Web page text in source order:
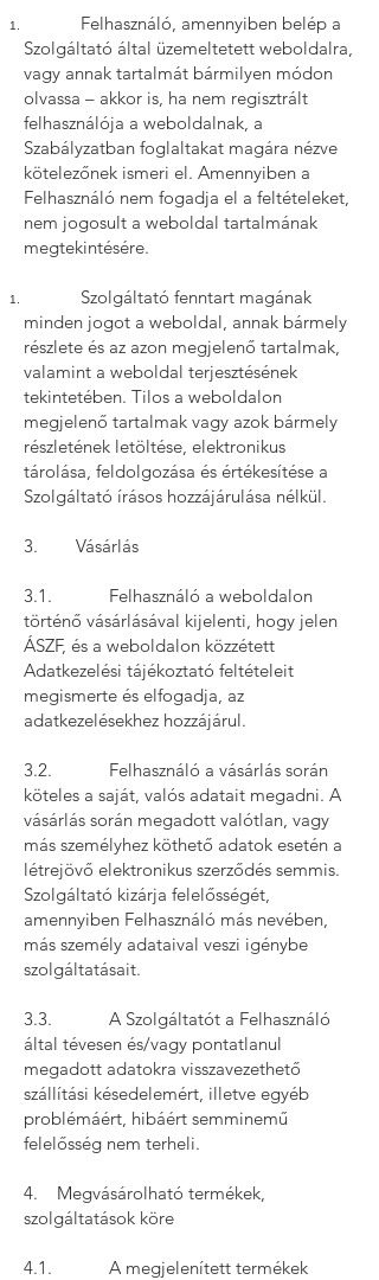
Felhasználó, amennyiben belép a
Szolgáltató által üzemeltetett weboldalra,
vagy annak tartalmát bármilyen módon
olvassa – akkor is, ha nem regisztrált
felhasználója a weboldalnak, a
Szabályzatban foglaltakat magára nézve
kötelezőnek ismeri el. Amennyiben a
Felhasználó nem fogadja el a feltételeket,
nem jogosult a weboldal tartalmának
megtekintésére.
Szolgáltató fenntart magának
minden jogot a weboldal, annak bármely
részlete és az azon megjelenő tartalmak,
valamint a weboldal terjesztésének
tekintetében. Tilos a weboldalon
megjelenő tartalmak vagy azok bármely
részletének letöltése, elektronikus
tárolása, feldolgozása és értékesítése a
Szolgáltató írásos hozzájárulása nélkül.
3. Vásárlás
3.1. Felhasználó a weboldalon
történő vásárlásával kijelenti, hogy jelen
ÁSZF, és a weboldalon közzétett
Adatkezelési tájékoztató feltételeit
megismerte és elfogadja, az
adatkezelésekhez hozzájárul.
3.2. Felhasználó a vásárlás során
köteles a saját, valós adatait megadni. A
vásárlás során megadott valótlan, vagy
más személyhez köthető adatok esetén a
létrejövő elektronikus szerződés semmis.
Szolgáltató kizárja felelősségét,
amennyiben Felhasználó más nevében,
más személy adataival veszi igénybe
szolgáltatásait.
3.3. A Szolgáltatót a Felhasználó
által tévesen és/vagy pontatlanul
megadott adatokra visszavezethető
szállítási késedelemért, illetve egyéb
problémáért, hibáért semminemű
felelősség nem terheli.
4. Megvásárolható termékek,
szolgáltatások köre
4.1. A megjelenített termékek